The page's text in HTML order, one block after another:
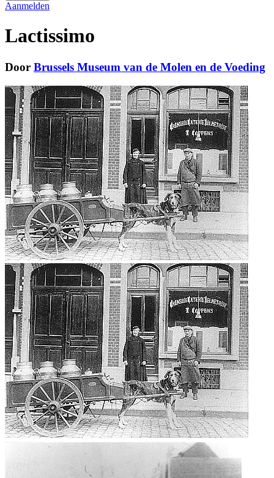
Aanmelden
Lactissimo
Door Brussels Museum van de Molen en de Voeding